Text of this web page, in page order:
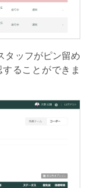
タッフがピン留め
ることができま